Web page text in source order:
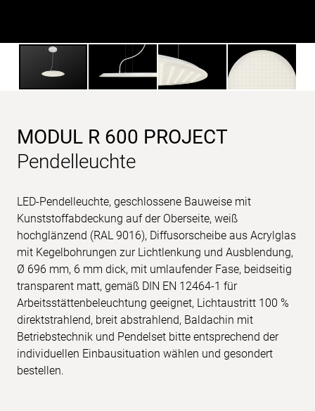
MODUL R 600 PROJECT
Pendelleuchte
LED-Pendelleuchte, geschlossene Bauweise mit
Kunststoffabdeckung auf der Oberseite, weiß
hochglänzend (RAL 9016), Diffusorscheibe aus Acrylglas
mit Kegelbohrungen zur Lichtlenkung und Ausblendung,
Ø 696 mm, 6 mm dick, mit umlaufender Fase, beidseitig
transparent matt, gemäß DIN EN 12464-1 für
Arbeitsstättenbeleuchtung geeignet, Lichtaustritt 100 %
direktstrahlend, breit abstrahlend, Baldachin mit
Betriebstechnik und Pendelset bitte entsprechend der
individuellen Einbausituation wählen und gesondert
bestellen.